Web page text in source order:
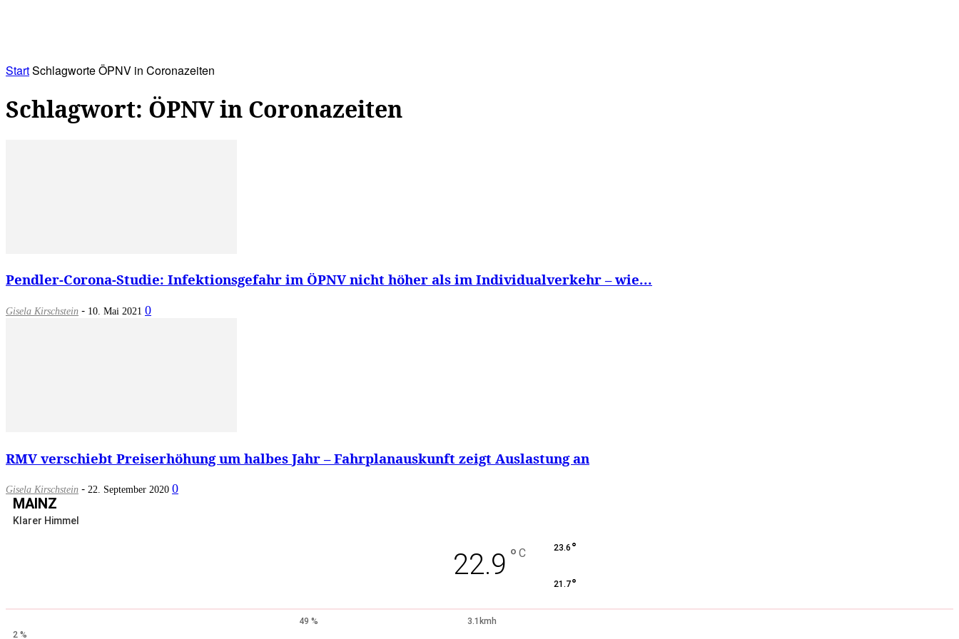
StartSchlagworteÖPNV in Coronazeiten
Schlagwort: ÖPNV in Coronazeiten
Pendler-Corona-Studie: Infektionsgefahr im ÖPNV nicht höher als im Individualverkehr – wie...
Gisela Kirschstein - 10. Mai 2021 0
RMV verschiebt Preiserhöhung um halbes Jahr – Fahrplanauskunft zeigt Auslastung an
Gisela Kirschstein - 22. September 2020 0
MAINZ
Klarer Himmel
22.9 ° C 23.6 °
21.7°
49 %
3.1kmh
2 %